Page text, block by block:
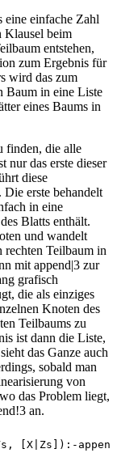
eine einfache Zahl
Klausel beim
entstehen,
zum Ergebnis für
wird das zum
Baum in eine Liste
eines Baums in
finden, die alle
nur das erste dieser
diese
erste behandelt
in eine
Blatts enthält.
und wandelt
rechten Teilbaum in
mit append|3 zur
grafisch
die als einziges
Knoten des
Teilbaums zu
ist dann die Liste,
das Ganze auch
sobald man
von
das Problem liegt,
an.